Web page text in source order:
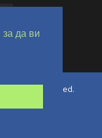
за да ви
Rights Reserved.
Ltd